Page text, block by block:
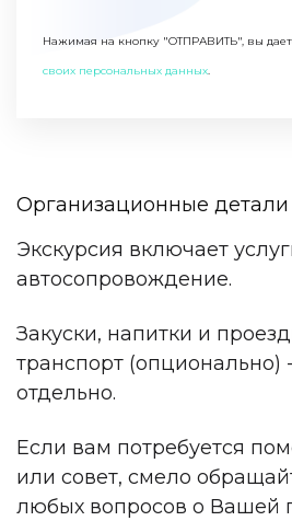
Нажимая на кнопку "ОТПРАВИТЬ", вы
своих персональных данных
Организационные детали
Экскурсия включает
автосопровождение.
Закуски, напитки и
транспорт (опционально)
отдельно.
Если вам потребуется
или совет, смело
любых вопросов о Вашей